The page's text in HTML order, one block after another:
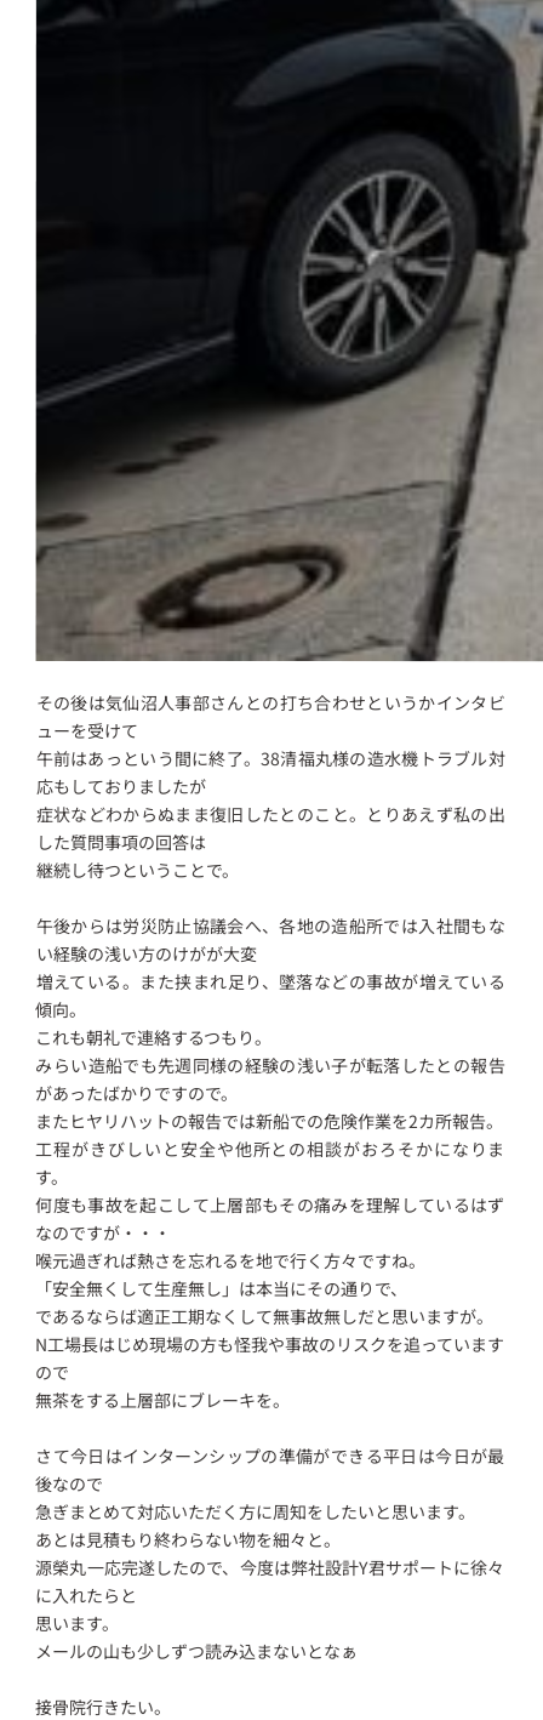
その後は気仙沼人事部さんとの打ち合わせというかインタビ
ューを受けて
午前はあっという間に終了。38清福丸様の造水機トラブル対
応もしておりましたが
症状などわからぬまま復旧したとのこと。とりあえず私の出
した質問事項の回答は
継続し待つということで。
午後からは労災防止協議会へ、各地の造船所では入社間もな
い経験の浅い方のけがが大変
増えている。また挟まれ足り、墜落などの事故が増えている
傾向。
これも朝礼で連絡するつもり。
みらい造船でも先週同様の経験の浅い子が転落したとの報告
があったばかりですので。
またヒヤリハットの報告では新船での危険作業を2カ所報告。
工程がきびしいと安全や他所との相談がおろそかになりま
す。
何度も事故を起こして上層部もその痛みを理解しているはず
なのですが・・・
喉元過ぎれば熱さを忘れるを地で行く方々ですね。
「安全無くして生産無し」は本当にその通りで、
であるならば適正工期なくして無事故無しだと思いますが。
N工場長はじめ現場の方も怪我や事故のリスクを追っています
ので
無茶をする上層部にブレーキを。
さて今日はインターンシップの準備ができる平日は今日が最
後なので
急ぎまとめて対応いただく方に周知をしたいと思います。
あとは見積もり終わらない物を細々と。
源榮丸一応完遂したので、今度は弊社設計Y君サポートに徐々
に入れたらと
思います。
メールの山も少しずつ読み込まないとなぁ
接骨院行きたい。